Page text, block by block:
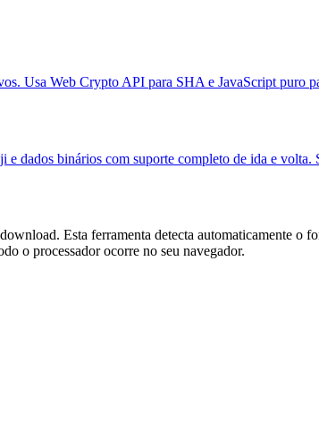
Usa Web Crypto API para SHA e JavaScript puro
binários com suporte completo de ida e volta.
Esta ferramenta detecta automaticamente o
o processador ocorre no seu navegador.